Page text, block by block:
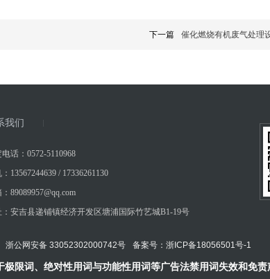
下一篇 催化燃烧有机废气处理
我们
备案号： 浙ICP备18056501号-1
电话：0572-5110968
13567244639 / 17336261130
89089957@qq.com
：安吉县递铺镇经济开发区塘浦国际竹艺城B1-19号
浙公网安备 33052302000742号
极限词、绝对性用词与功能性用词等广告法禁用词失效和免责